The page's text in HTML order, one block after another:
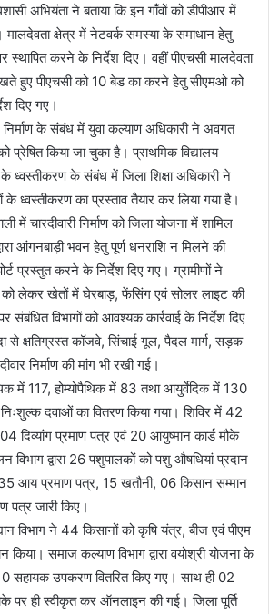
अभियंता ने बताया कि इन गाँवों को डीपीआर में
मालदेवता क्षेत्र में नेटवर्क समस्या के समाधान हेतु
करने के निर्देश दिए। वहीं पीएचसी मालदेवता
हुए पीएचसी को 10 बेड का करने हेतु सीएमओ को
दिए गए।
के संबंध में युवा कल्याण अधिकारी ने अवगत
प्रेषित किया जा चुका है। प्राथमिक विद्यालय
ध्वस्तीकरण के संबंध में जिला शिक्षा अधिकारी ने
के ध्वस्तीकरण का प्रस्ताव तैयार कर लिया गया है।
में चारदीवारी निर्माण को जिला योजना में शामिल
आंगनबाड़ी भवन हेतु पूर्ण धनराशि न मिलने की
प्रस्तुत करने के निर्देश दिए गए। ग्रामीणों ने
को लेकर खेतों में घेरबाड़, फेंसिंग एवं सोलर लाइट की
संबंधित विभागों को आवश्यक कार्रवाई के निर्देश दिए
क्षतिग्रस्त कॉजवे, सिंचाई गूल, पैदल मार्ग, सड़क
निर्माण की मांग भी रखी गई।
में 117, होम्योपैथिक में 83 तथा आयुर्वेदिक में 130
दवाओं का वितरण किया गया। शिविर में 42
दिव्यांग प्रमाण पत्र एवं 20 आयुष्मान कार्ड मौके
विभाग द्वारा 26 पशुपालकों को पशु औषधियां प्रदान
आय प्रमाण पत्र, 15 खतौनी, 06 किसान सम्मान
पत्र जारी किए।
विभाग ने 44 किसानों को कृषि यंत्र, बीज एवं पीएम
किया। समाज कल्याण विभाग द्वारा वयोश्री योजना के
सहायक उपकरण वितरित किए गए। साथ ही 02
पर ही स्वीकृत कर ऑनलाइन की गई। जिला पूर्ति